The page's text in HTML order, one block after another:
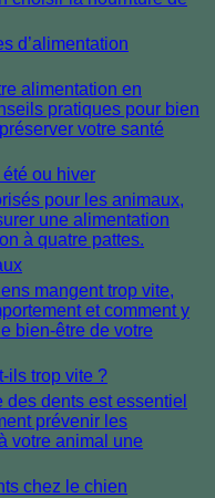
d’alimentation
ou hiver
ils trop vite ?
chez le chien